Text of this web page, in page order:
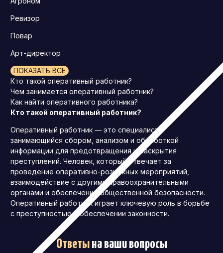
Ревизор
Повар
Арт-директор
ПОКАЗАТЬ ВСЕ
Кто такой оперативный работник?
Чем занимается оперативный работник?
Как найти оперативного работника?
Кто такой оперативный работник?
Оперативный работник — это специалист,
занимающийся сбором, анализом и обработкой
информации для предотвращения и раскрытия
преступлений. Человек, который отвечает за
проведение оперативно-розыскных мероприятий,
взаимодействие с другими правоохранительными
органами и обеспечение общественной безопасности.
Оперативный работник играет ключевую роль в борьбе
с преступностью и обеспечении законности.
Ответына ваши вопросы